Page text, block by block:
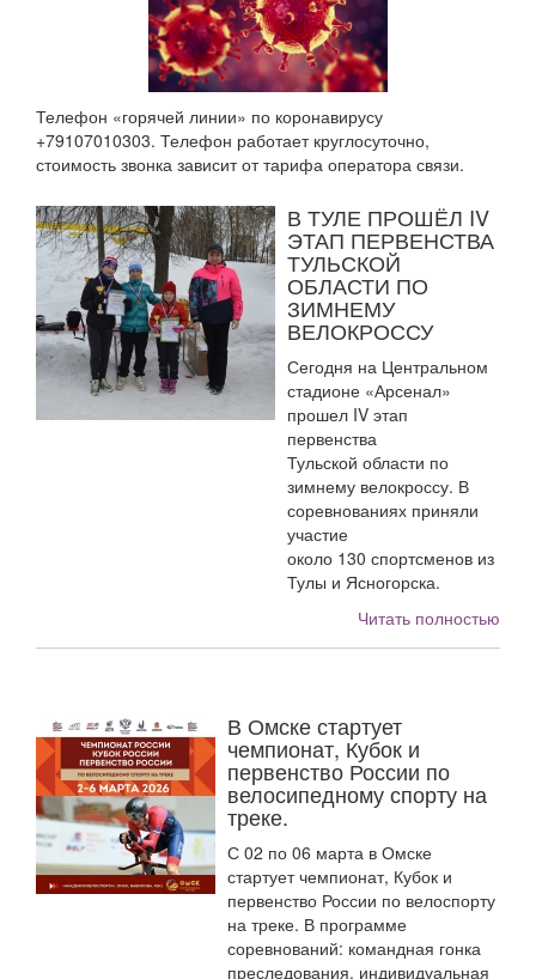
Телефон «горячей линии» по коронавирусу
+79107010303. Телефон работает круглосуточно,
стоимость звонка зависит от тарифа оператора связи.
В ТУЛЕ ПРОШЁЛ IV
ЭТАП ПЕРВЕНСТВА
ТУЛЬСКОЙ
ОБЛАСТИ ПО
ЗИМНЕМУ
ВЕЛОКРОССУ
Сегодня на Центральном
стадионе «Арсенал»
прошел IV этап
первенства
Тульской области по
зимнему велокроссу. В
соревнованиях приняли
участие
около 130 спортсменов из
Тулы и Ясногорска.
Читать полностью
В Омске стартует
чемпионат, Кубок и
первенство России по
велосипедному спорту на
треке.
С 02 по 06 марта в Омске
стартует чемпионат, Кубок и
первенство России по велоспорту
на треке. В программе
соревнований: командная гонка
преследования, индивидуальная